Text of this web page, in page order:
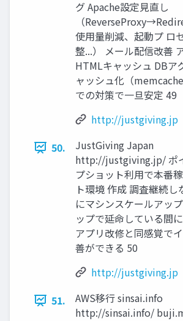
グ Apache設定見直し
（
使用量削減、起動プ ロ
整...） メール配信改善
HTMLキャッシュ DBア
ャッシュ化（
での対策で一旦安定 49
http://justgiving.jp
50.
JustGiving Japan
http://justgiving.jp/ ポ
プショット利用で本番
ト環境 作成 調査継続し
にマシンスケールアッ
ップで延命している間
アプリ改修と同感覚で
善ができる 50
http://justgiving.jp
51.
AWS移行 sinsai.info
http://sinsai.info/